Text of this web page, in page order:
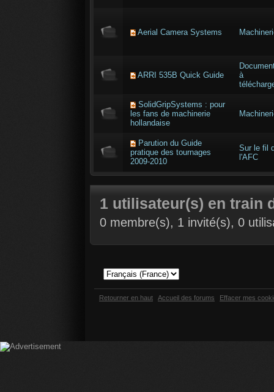
Aerial Camera Systems
ARRI 535B Quick Guide
à
SolidGripSystems : pour
les fans de machinerie
hollandaise
Parution du Guide
pratique des tournages
2009-2010
Sur le fil
l'AFC
1 utilisateur(s) en train
0 membre(s), 1 invité(s), 0
Retourner en haut Accueil des forums Effacer mes